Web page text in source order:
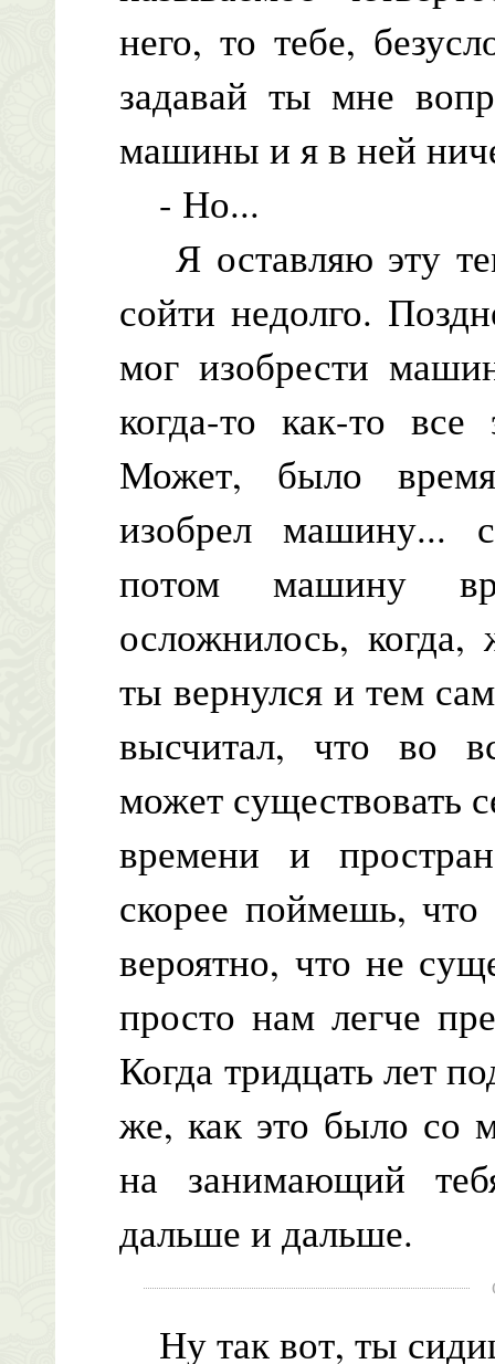
него, то тебе,
задавай ты мне
машины и я в ней
- Но...
Я оставляю эту
сойти недолго.
мог изобрести
когда-то как-то
Может, было
изобрел машину...
потом машину
осложнилось, когда,
ты вернулся и тем
высчитал, что во
может существовать
времени и
скорее поймешь,
вероятно, что не
просто нам легче
Когда тридцать лет
же, как это было со
на занимающий
дальше и дальше.
Ну так вот, ты